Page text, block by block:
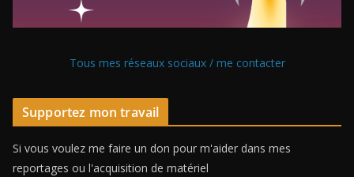
Tous mes réseaux sociaux / me contacter
Supportez mon travail
Si vous voulez me faire un don pour m'aider dans mes
reportages ou l'acquisition de matériel